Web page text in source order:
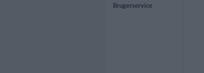
Brugerservice